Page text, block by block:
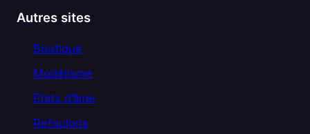
Autres sites
Boutique
Modélisme
États d’âme
Refoulons